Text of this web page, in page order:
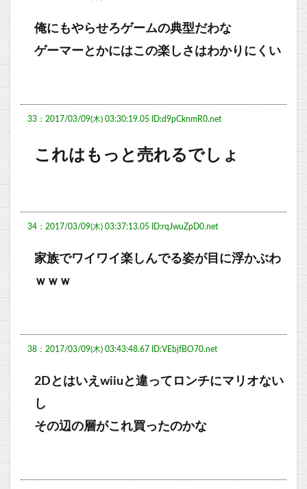
俺にもやらせろゲームの典型だわな
ゲーマーとかにはこの楽しさはわかりにくい
33：2017/03/09(木) 03:30:19.05 ID:d9pCknmR0.net
これはもっと売れるでしょ
34：2017/03/09(木) 03:37:13.05 ID:rqJwuZpD0.net
家族でワイワイ楽しんでる姿が目に浮かぶわ
ｗｗｗ
38：2017/03/09(木) 03:43:48.67 ID:VEbjfBO70.net
2Dとはいえwiiuと違ってロンチにマリオない
し
その辺の層がこれ買ったのかな